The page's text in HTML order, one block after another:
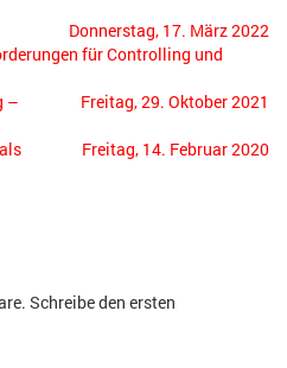
Donnerstag, 17. März 2022
für Controlling und
Freitag, 29. Oktober 2021
–
Freitag, 14. Februar 2020
Schreibe den ersten